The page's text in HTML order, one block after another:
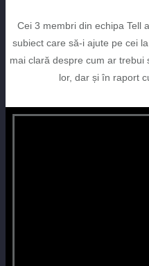
Cei 3 membri din echipa Tell
subiect care să-i ajute pe cei
mai clară despre cum ar
lor, dar și în raport